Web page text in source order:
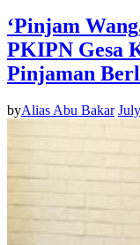
‘Pinjam
PKIPN Gesa
Pinjaman
byAlias Abu Bakar